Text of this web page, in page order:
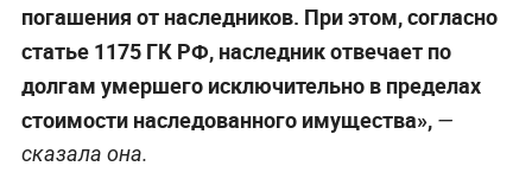
погашения от наследников. При этом, согласно
статье 1175 ГК РФ, наследник отвечает по
долгам умершего исключительно в пределах
стоимости наследованного имущества»,—
сказала она.